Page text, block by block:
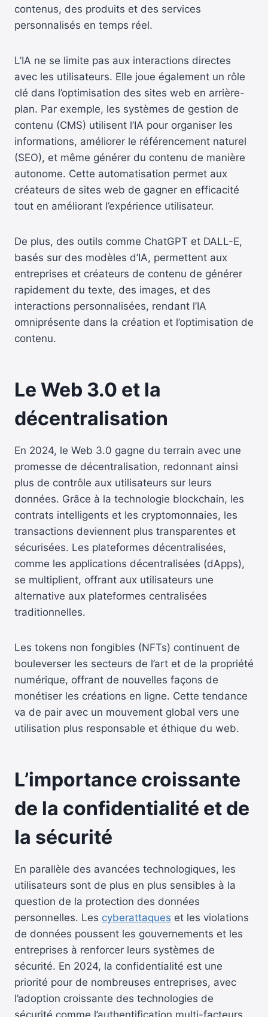
contenus, des produits et des services
personnalisés en temps réel.
L’IA ne se limite pas aux interactions directes
avec les utilisateurs. Elle joue également un rôle
clé dans l’optimisation des sites web en arrière-
plan. Par exemple, les systèmes de gestion de
contenu (CMS) utilisent l’IA pour organiser les
informations, améliorer le référencement naturel
(SEO), et même générer du contenu de manière
autonome. Cette automatisation permet aux
créateurs de sites web de gagner en efficacité
tout en améliorant l’expérience utilisateur.
De plus, des outils comme ChatGPT et DALL-E,
basés sur des modèles d’IA, permettent aux
entreprises et créateurs de contenu de générer
rapidement du texte, des images, et des
interactions personnalisées, rendant l’IA
omniprésente dans la création et l’optimisation de
contenu.
Le Web 3.0 et la
décentralisation
En 2024, le Web 3.0 gagne du terrain avec une
promesse de décentralisation, redonnant ainsi
plus de contrôle aux utilisateurs sur leurs
données. Grâce à la technologie blockchain, les
contrats intelligents et les cryptomonnaies, les
transactions deviennent plus transparentes et
sécurisées. Les plateformes décentralisées,
comme les applications décentralisées (dApps),
se multiplient, offrant aux utilisateurs une
alternative aux plateformes centralisées
traditionnelles.
Les tokens non fongibles (NFTs) continuent de
bouleverser les secteurs de l’art et de la propriété
numérique, offrant de nouvelles façons de
monétiser les créations en ligne. Cette tendance
va de pair avec un mouvement global vers une
utilisation plus responsable et éthique du web.
L’importance croissante
de la confidentialité et de
la sécurité
En parallèle des avancées technologiques, les
utilisateurs sont de plus en plus sensibles à la
question de la protection des données
personnelles. Les cyberattaques et les violations
de données poussent les gouvernements et les
entreprises à renforcer leurs systèmes de
sécurité. En 2024, la confidentialité est une
priorité pour de nombreuses entreprises, avec
l’adoption croissante des technologies de